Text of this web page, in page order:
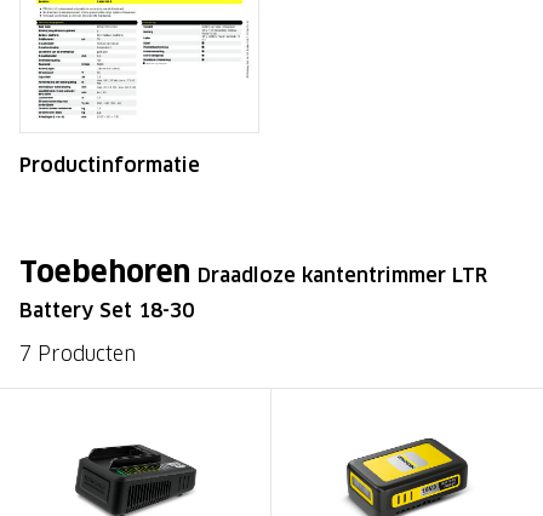
Productinformatie
Toebehoren Draadloze kantentrimmer LTR
Battery Set 18-30
7 Producten